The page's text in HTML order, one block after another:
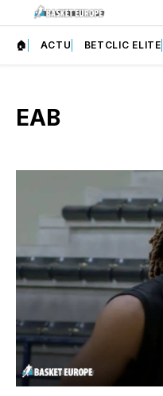
🏠 ACTU BETCLIC ELITE
EAB